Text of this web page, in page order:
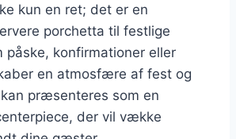
kun en ret; det er en
porchetta til festlige
påske, konfirmationer eller
en atmosfære af fest og
præsenteres som en
der vil vække